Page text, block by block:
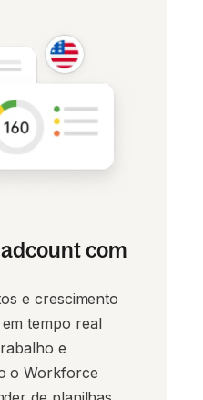
com
e crescimento
tempo real
e
o Workforce